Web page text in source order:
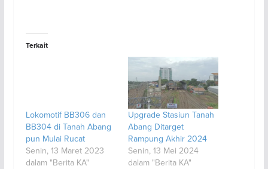
Terkait
Lokomotif BB306 dan
BB304 di Tanah Abang
pun Mulai Rucat
Senin, 13 Maret 2023
dalam "Berita KA"
Upgrade Stasiun Tanah
Abang Ditarget
Rampung Akhir 2024
Senin, 13 Mei 2024
dalam "Berita KA"